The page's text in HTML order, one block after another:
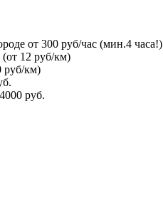
от 300 руб/час (мин.4 часа!)
(от 12 руб/км)
руб/км)
руб.